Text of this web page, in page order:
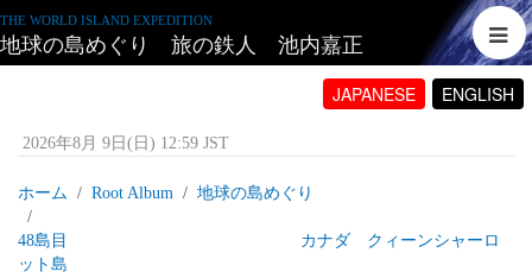
THE WORLD ISLAND EXPEDITION
地球の島めぐり 旅の鉄人 池内嘉正
JAPANESE ENGLISH
2026年8月 9日(日) 12:59 JST
ホーム Root Album 地球の島めぐり
48島目 カナダ クィーンシャーロ
ット島